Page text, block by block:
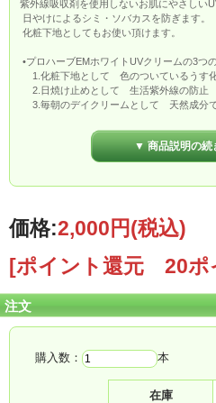
紫外線吸収剤を使用しないお肌にやさしい
日やけによるシミ・ソバカスを防ぎます。
化粧下地としてもお使い頂けます。
•プロハーブEMホワイトUVクリームの3つ
1.化粧下地として 色のついているうす化
2.日焼け止めとして 生活紫外線の防止
3.毎朝のデイクリームとして 天然成分で
お肌の負担となる合成紫外線吸収剤は一切
▼ 商品説明の続
価格:2,000円(税込)
[ポイント還元 20ポ
注文
購入数： 本
在庫